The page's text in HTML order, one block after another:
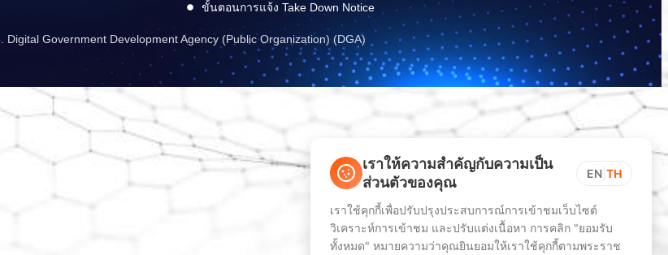
ขั้นตอนการแจ้ง Take Down Notice
Digital Government Development Agency (Public Organization) (DGA)
เราให้ความสำคัญกับความเป็น
ส่วนตัวของคุณ
EN TH
เราใช้คุกกี้เพื่อปรับปรุงประสบการณ์การเข้าชมเว็บไซต์
วิเคราะห์การเข้าชม และปรับแต่งเนื้อหา การคลิก "ยอมรับ
ทั้งหมด" หมายความว่าคุณยินยอมให้เราใช้คุกกี้ตามพระราช